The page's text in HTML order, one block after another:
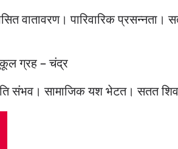
वातावरण। पारिवारिक प्रसन्नता।
ग्रह – चंद्र
संभव। सामाजिक यश भेटत। सतत